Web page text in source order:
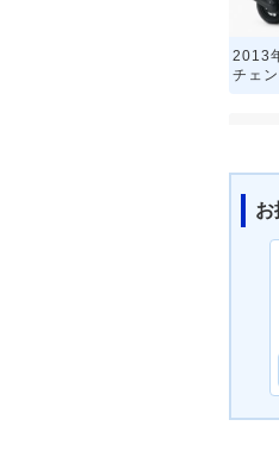
2013
チェ
2011
ーチ
お